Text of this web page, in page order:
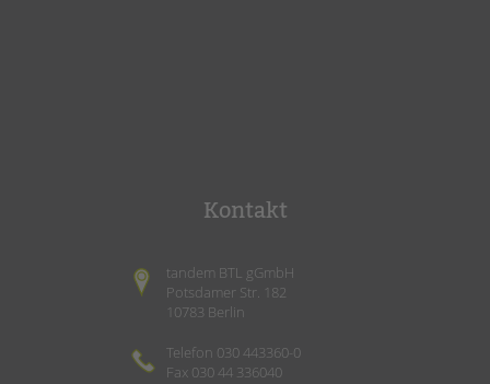
Kontakt
tandem BTL gGmbH
Potsdamer Str. 182
10783 Berlin
Telefon 030 443360-0
Fax 030 44 336040